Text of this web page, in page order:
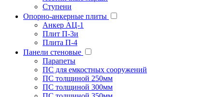
Ступени
Опорно-анкерные плиты
Анкер АЦ-1
Плит П-3и
Плита П-4
Панели стеновые
Парапеты
ПС для емкостных сооружений
ПС толщиной 250мм
ПС толщиной 300мм